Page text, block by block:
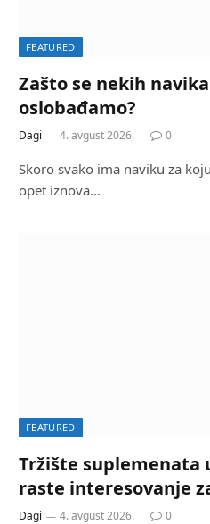
FEATURED
Zašto se nekih
oslobađamo?
Dagi 4. avgust 2026. 0
Skoro svako ima naviku za
opet iznova…
FEATURED
Tržište suplemenata
raste interesovanje
Dagi 4. avgust 2026. 0